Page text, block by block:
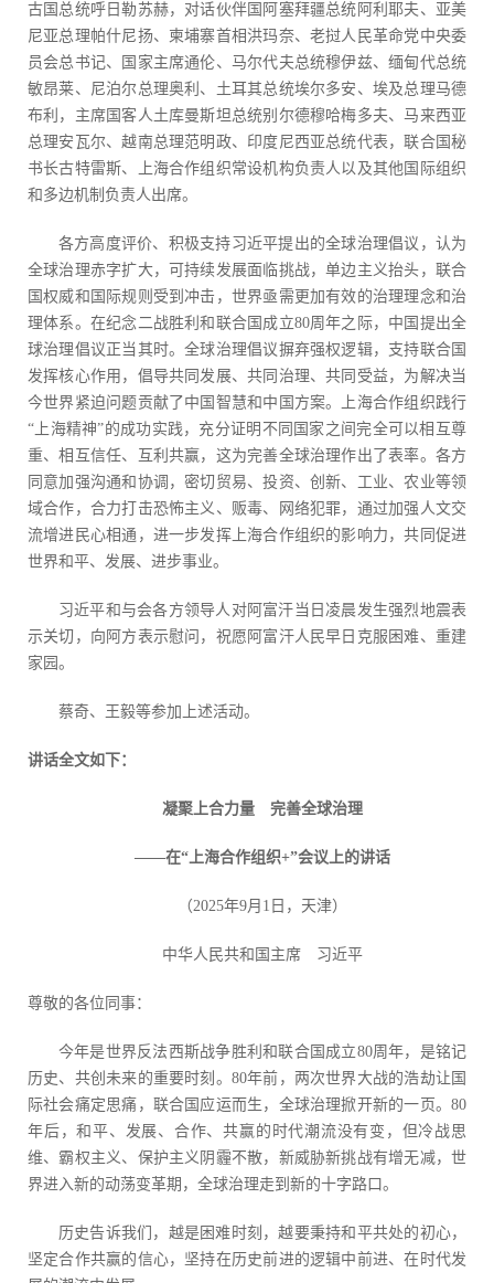
古国总统呼日勒苏赫，对话伙伴国阿塞拜疆总统阿利耶夫、亚美
尼亚总理帕什尼扬、柬埔寨首相洪玛奈、老挝人民革命党中央委
员会总书记、国家主席通伦、马尔代夫总统穆伊兹、缅甸代总统
敏昂莱、尼泊尔总理奥利、土耳其总统埃尔多安、埃及总理马德
布利，主席国客人土库曼斯坦总统别尔德穆哈梅多夫、马来西亚
总理安瓦尔、越南总理范明政、印度尼西亚总统代表，联合国秘
书长古特雷斯、上海合作组织常设机构负责人以及其他国际组织
和多边机制负责人出席。
各方高度评价、积极支持习近平提出的全球治理倡议，认为
全球治理赤字扩大，可持续发展面临挑战，单边主义抬头，联合
国权威和国际规则受到冲击，世界亟需更加有效的治理理念和治
理体系。在纪念二战胜利和联合国成立80周年之际，中国提出全
球治理倡议正当其时。全球治理倡议摒弃强权逻辑，支持联合国
发挥核心作用，倡导共同发展、共同治理、共同受益，为解决当
今世界紧迫问题贡献了中国智慧和中国方案。上海合作组织践行
“上海精神”的成功实践，充分证明不同国家之间完全可以相互尊
重、相互信任、互利共赢，这为完善全球治理作出了表率。各方
同意加强沟通和协调，密切贸易、投资、创新、工业、农业等领
域合作，合力打击恐怖主义、贩毒、网络犯罪，通过加强人文交
流增进民心相通，进一步发挥上海合作组织的影响力，共同促进
世界和平、发展、进步事业。
习近平和与会各方领导人对阿富汗当日凌晨发生强烈地震表
示关切，向阿方表示慰问，祝愿阿富汗人民早日克服困难、重建
家园。
蔡奇、王毅等参加上述活动。
讲话全文如下：
凝聚上合力量 完善全球治理
——在“上海合作组织+”会议上的讲话
（2025年9月1日，天津）
中华人民共和国主席 习近平
尊敬的各位同事：
今年是世界反法西斯战争胜利和联合国成立80周年，是铭记
历史、共创未来的重要时刻。80年前，两次世界大战的浩劫让国
际社会痛定思痛，联合国应运而生，全球治理掀开新的一页。80
年后，和平、发展、合作、共赢的时代潮流没有变，但冷战思
维、霸权主义、保护主义阴霾不散，新威胁新挑战有增无减，世
界进入新的动荡变革期，全球治理走到新的十字路口。
历史告诉我们，越是困难时刻，越要秉持和平共处的初心，
坚定合作共赢的信心，坚持在历史前进的逻辑中前进、在时代发